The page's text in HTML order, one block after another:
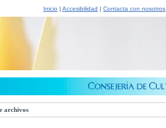
Inicio | Accesibilidad | Contacta con nosotros
archivos